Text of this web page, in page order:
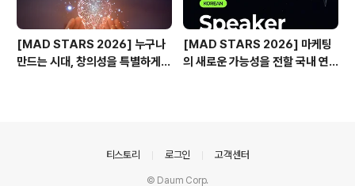
[MAD STARS 2026] 누구나
만드는 시대, 창의성을 특별하게
[MAD STARS 2026] 마케팅
의 새로운 가능성을 전할 국내 연
티스토리 로그인 고객센터
© Daum Corp.